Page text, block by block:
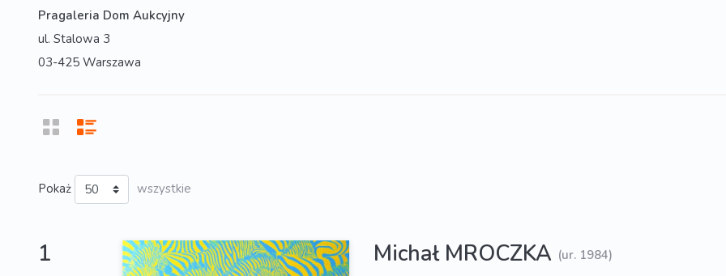
Pragaleria Dom Aukcyjny
ul. Stalowa 3
03-425 Warszawa
Pokaż wszystkie
1 Michał MROCZKA (ur. 1984)